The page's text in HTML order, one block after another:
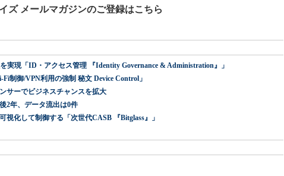
ズ メールマガジンのご登録はこちら
実現「ID・アクセス管理 『Identity Governance & Administration』」
制御/VPN利用の強制 秘文 Device Control」
サーでビジネスチャンスを拡大
2年、データ流出は0件
視化して制御する「次世代CASB 『Bitglass』」